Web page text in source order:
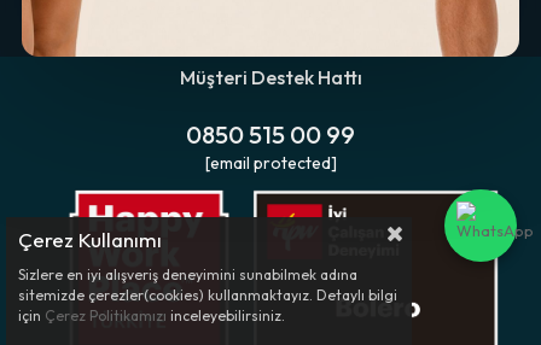
Müşteri Destek Hattı
0850 515 00 99
[email protected]
Çerez Kullanımı
Sizlere en iyi alışveriş deneyimini sunabilmek adına
sitemizde çerezler(cookies) kullanmaktayız. Detaylı bilgi
için Çerez Politikamızı inceleyebilirsiniz.